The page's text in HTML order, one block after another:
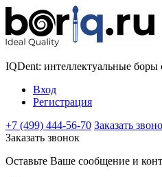
IQDent: интеллектуальные
Вход
Регистрация
+7 (499) 444-56-70 Заказать
Заказать звонок
Оставьте Ваше сообщение и